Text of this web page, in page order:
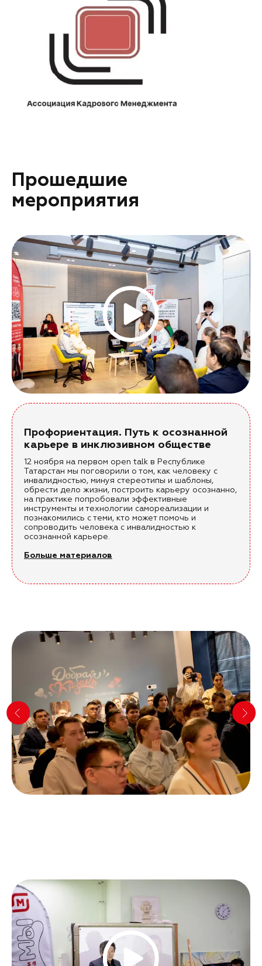
Прошедшие
мероприятия
Профориентация. Путь к осознанной
карьере в инклюзивном обществе
12 ноября на первом open talk в Республике
Татарстан мы поговорили о том, как человеку с
инвалидностью, минуя стереотипы и шаблоны,
обрести дело жизни, построить карьеру осознанно,
на практике попробовали эффективные
инструменты и технологии самореализации и
познакомились с теми, кто может помочь и
сопроводить человека с инвалидностью к
осознанной карьере.
Больше материалов